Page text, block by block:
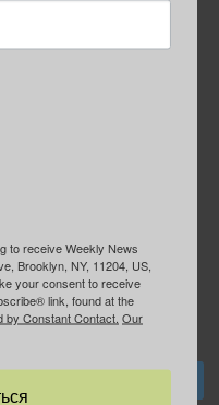
Группа “ИЩУ СОВЕТА”
ForumDaily
to receive Weekly News
Brooklyn, NY, 11204, US,
your consent to receive
link, found at the
by Constant Contact. Our